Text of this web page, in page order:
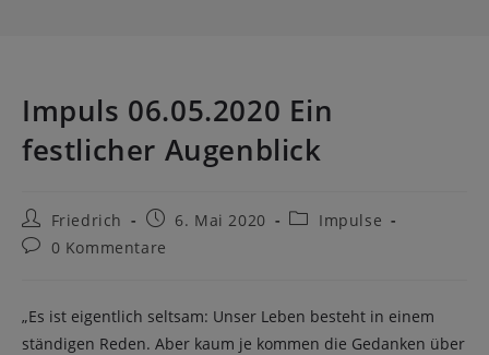
Impuls 06.05.2020 Ein
festlicher Augenblick
Beitrags-
Autor:
Friedrich
Beitrag6. Mai 2020
Beitrags-
Impulse
Beitrags-
0 Kommentare
„Es ist eigentlich seltsam: Unser Leben besteht in einem
ständigen Reden. Aber kaum je kommen die Gedanken über